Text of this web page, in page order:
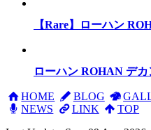
【Rare】ローハン
ローハン ROHAN デカ
HOME BLOG
NEWS
LINK
TOP